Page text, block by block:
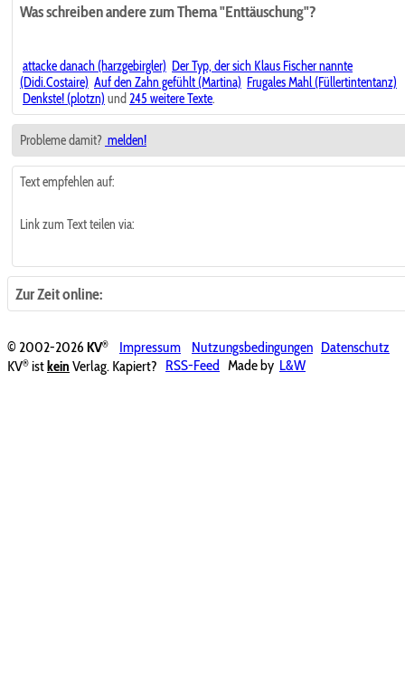
Was schreiben andere zum Thema "Enttäuschung"?
attacke danach (harzgebirgler) Der Typ, der sich Klaus Fischer nannte
(Didi.Costaire) Auf den Zahn gefühlt (Martina) Frugales Mahl (Füllertintentanz)
Denkste! (plotzn) und 245 weitere Texte.
Probleme damit? melden!
Text empfehlen auf:
Link zum Text teilen via:
Zur Zeit online:
© 2002-2026KV® Impressum Nutzungsbedingungen Datenschutz
KV® istkein Verlag. Kapiert? RSS-Feed Made by L&W